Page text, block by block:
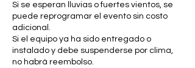
Si se esperan lluvias o fuertes vientos, se
puede reprogramar el evento sin costo
adicional.
Si el equipo ya ha sido entregado o
instalado y debe suspenderse por clima,
no habrá reembolso.